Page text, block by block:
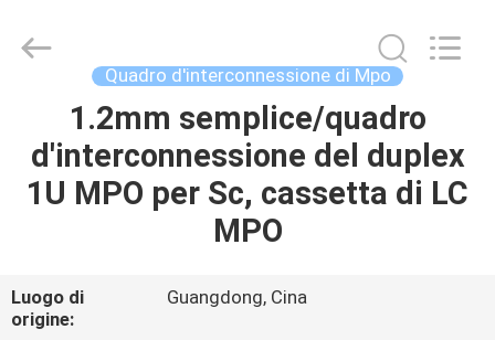
CASA
PRODOTTI
NOI
Communication
Reserved.
Quadro d'interconnessione di Mpo
1.2mm semplice/quadro
d'interconnessione del duplex
1U MPO per Sc, cassetta di LC
MPO
Luogo di
origine:
Guangdong, Cina